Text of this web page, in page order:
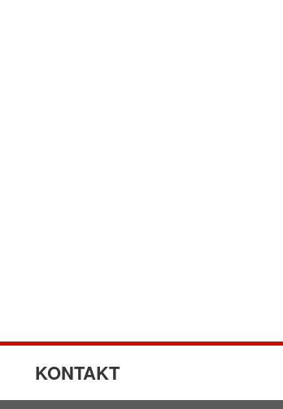
KONTAKT